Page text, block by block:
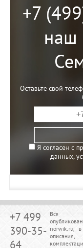
+7
наш
Оставьте свой
Я согласен с
данных,
+7 499
390-35-
64
Вся
norwik.ru,
описания,